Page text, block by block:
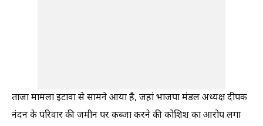
ताजा मामला इटावा से सामने आया है, जहां भाजपा मंडल अध्यक्ष दीपक
नंदन के परिवार की जमीन पर कब्जा करने की कोशिश का आरोप लगा